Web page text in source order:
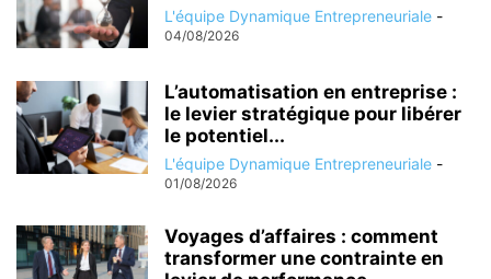
L'équipe Dynamique Entrepreneuriale -
04/08/2026
L’automatisation en entreprise :
le levier stratégique pour libérer
le potentiel...
L'équipe Dynamique Entrepreneuriale -
01/08/2026
Voyages d’affaires : comment
transformer une contrainte en